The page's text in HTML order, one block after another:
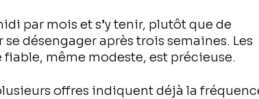
par mois et s’y tenir, plutôt que de
désengager après trois semaines. Les
même modeste, est précieuse.
offres indiquent déjà la